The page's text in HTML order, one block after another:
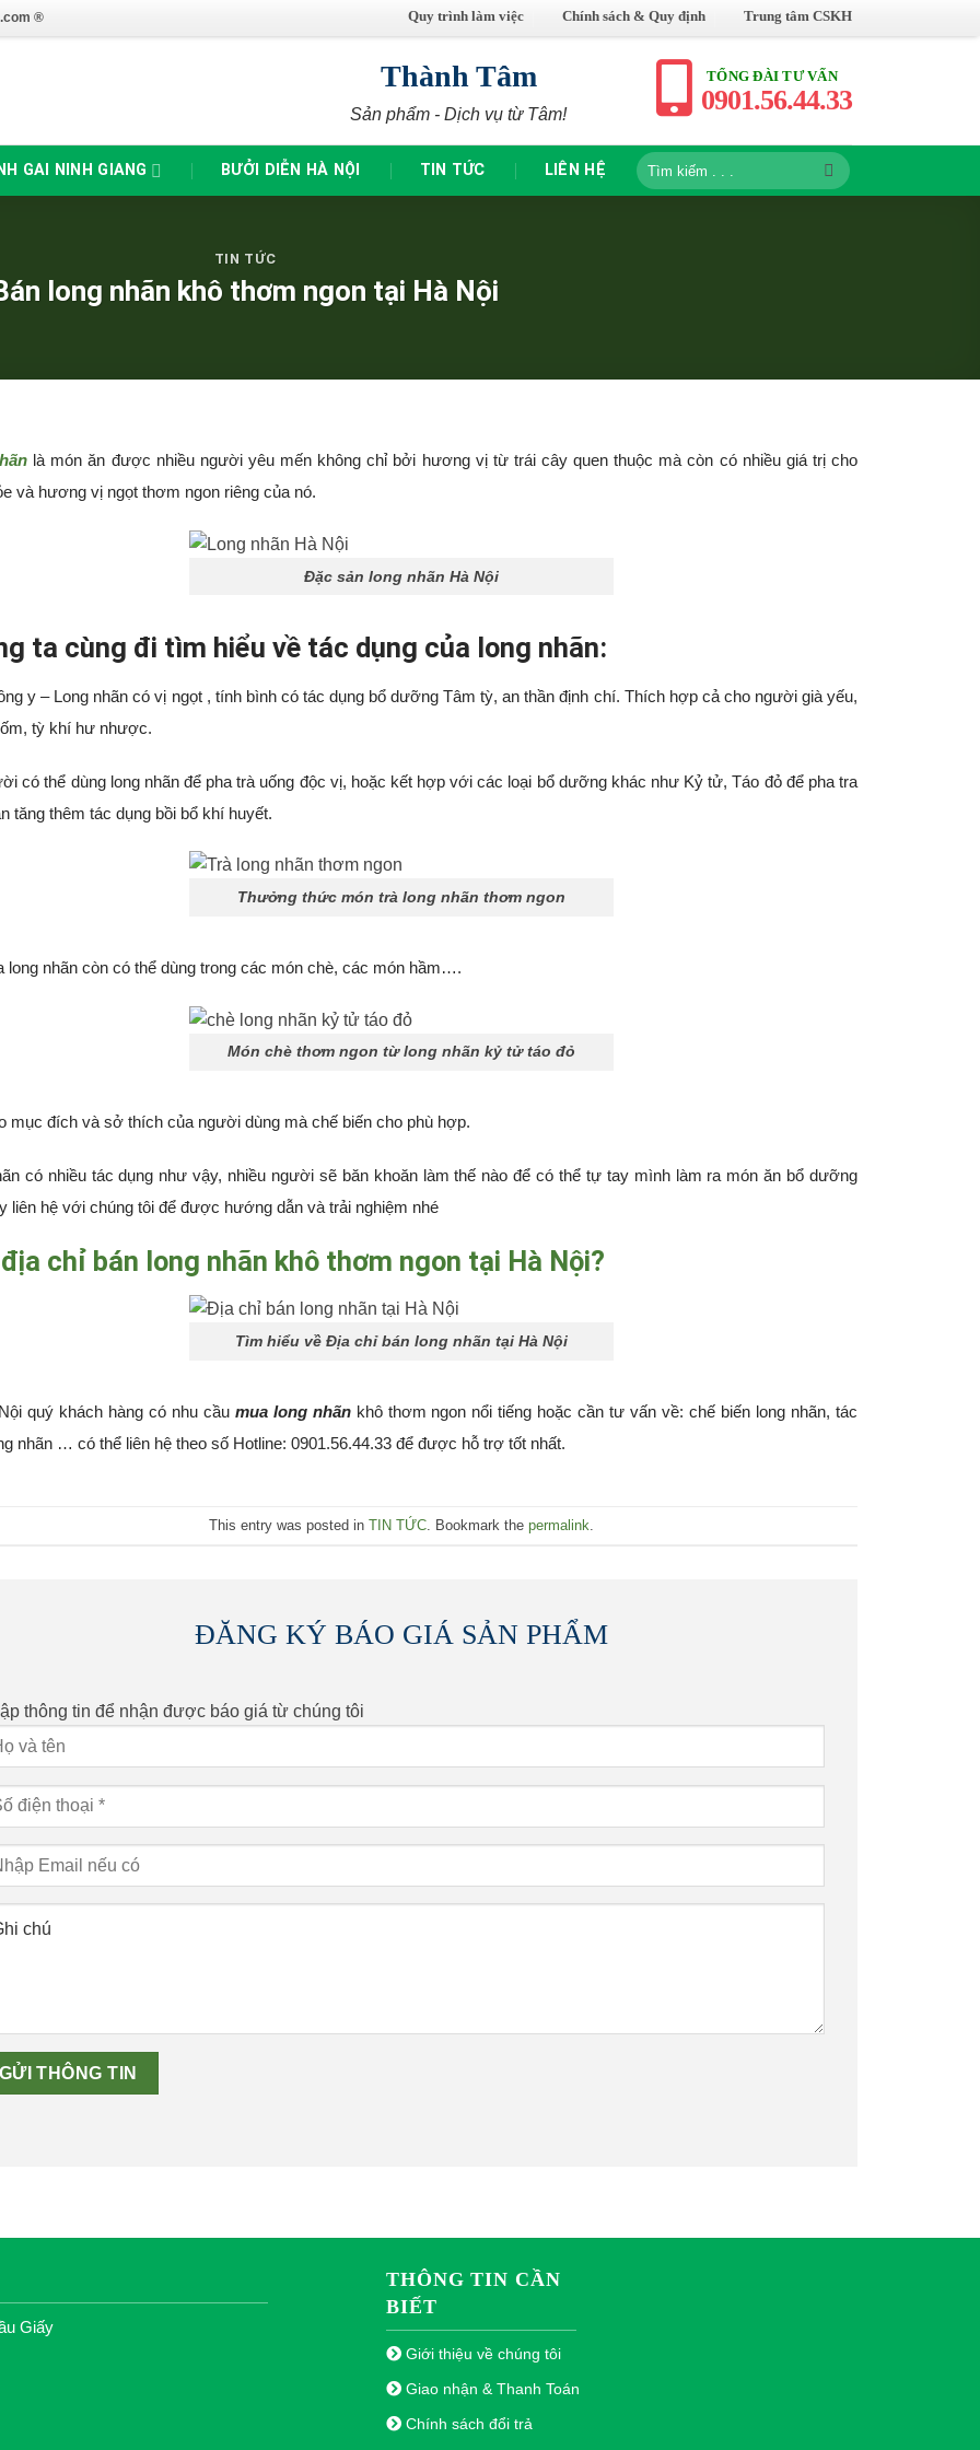
® Quy trình làm việc Chính sách & Quy định Trung tâm CSKH
Thành Tâm
Sản phẩm - Dịch vụ từ Tâm!
TỔNG ĐÀI TƯ VẤN
0901.56.44.33
GAI NINH GIANG BƯỞI DIỄN HÀ NỘI TIN TỨC LIÊN HỆ
Tìm
kiếm:
TIN TỨC
long nhãn khô thơm ngon tại Hà Nội
là món ăn được nhiều người yêu mến không chỉ bởi hương vị từ trái cây quen thuộc mà còn có nhiều giá trị cho
và hương vị ngọt thơm ngon riêng của nó.
Đặc sản long nhãn Hà Nội
ta cùng đi tìm hiểu về tác dụng của long nhãn:
y – Long nhãn có vị ngọt , tính bình có tác dụng bổ dưỡng Tâm tỳ, an thần định chí. Thích hợp cả cho người già yếu,
tỳ khí hư nhược.
có thể dùng long nhãn để pha trà uống độc vị, hoặc kết hợp với các loại bổ dưỡng khác như Kỷ tử, Táo đỏ để pha tra
tăng thêm tác dụng bồi bổ khí huyết.
Thưởng thức món trà long nhãn thơm ngon
long nhãn còn có thể dùng trong các món chè, các món hầm….
Món chè thơm ngon từ long nhãn kỷ tử táo đỏ
mục đích và sở thích của người dùng mà chế biến cho phù hợp.
có nhiều tác dụng như vậy, nhiều người sẽ băn khoăn làm thế nào để có thể tự tay mình làm ra món ăn bổ dưỡng
liên hệ với chúng tôi để được hướng dẫn và trải nghiệm nhé
chỉ bán long nhãn khô thơm ngon tại Hà Nội?
Tìm hiểu về Địa chỉ bán long nhãn tại Hà Nội
quý khách hàng có nhu cầu mua long nhãnkhô thơm ngon nổi tiếng hoặc cần tư vấn về: chế biến long nhãn, tác
nhãn … có thể liên hệ theo số Hotline: 0901.56.44.33 để được hỗ trợ tốt nhất.
This entry was posted in TIN TỨC. Bookmark the permalink
ĐĂNG KÝ BÁO GIÁ SẢN PHẨM
thông tin để nhận được báo giá từ chúng tôi
Giấy
THÔNG TIN CẦN
BIẾT
Giới thiệu về chúng tôi
Giao nhận & Thanh Toán
Chính sách đổi trả